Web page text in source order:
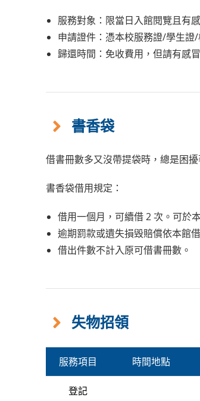
服務對象：限當日入館閱覽且有
申請證件：憑本校服務證/學生證
歸還時間：免收費用，但請有感
書香袋
借書冊數多又沒帶提袋時，總是困
書香袋借用規定：
借用一個月，可續借 2 次。可於
逾期罰款或遺失損毁賠償依本館
借出件數不計入原可借書冊數。
失物招領
服務項目 時間地點
登記